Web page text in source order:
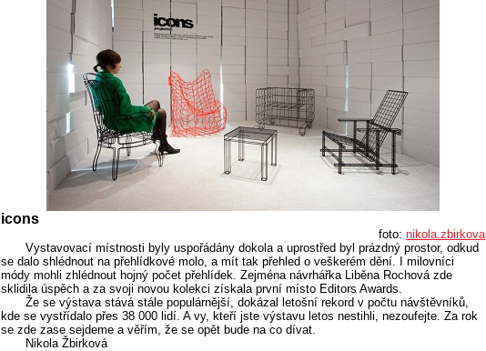
icons
foto: nikola.zbirkova
Vystavovací místnosti byly uspořádány dokola a uprostřed byl prázdný prostor, odkud
se dalo shlédnout na přehlídkové molo, a mít tak přehled o veškerém dění. I milovníci
módy mohli zhlédnout hojný počet přehlídek. Zejména návrhářka Liběna Rochová zde
sklidila úspěch a za svoji novou kolekci získala první místo Editors Awards.
Že se výstava stává stále populárnější, dokázal letošní rekord v počtu návštěvníků,
kde se vystřídalo přes 38 000 lidí. A vy, kteří jste výstavu letos nestihli, nezoufejte. Za rok
se zde zase sejdeme a věřím, že se opět bude na co dívat.
Nikola Žbirková